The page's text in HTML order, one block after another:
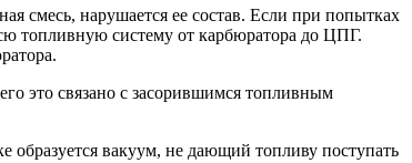
смесь, нарушается ее состав. Если при попытках
топливную систему от карбюратора до ЦПГ.
это связано с засорившимся топливным
образуется вакуум, не дающий топливу поступать